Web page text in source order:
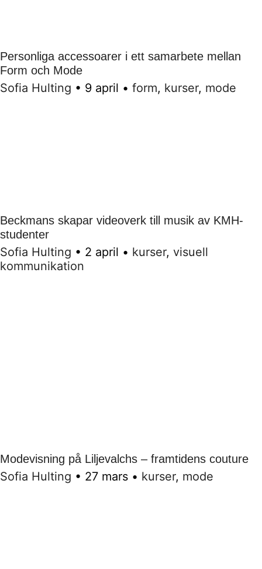
Personliga accessoarer i ett samarbete mellan
Form och Mode
Sofia Hulting • 9 april • form, kurser, mode
Beckmans skapar videoverk till musik av KMH-
studenter
Sofia Hulting • 2 april • kurser, visuell
kommunikation
Modevisning på Liljevalchs – framtidens couture
Sofia Hulting • 27 mars • kurser, mode